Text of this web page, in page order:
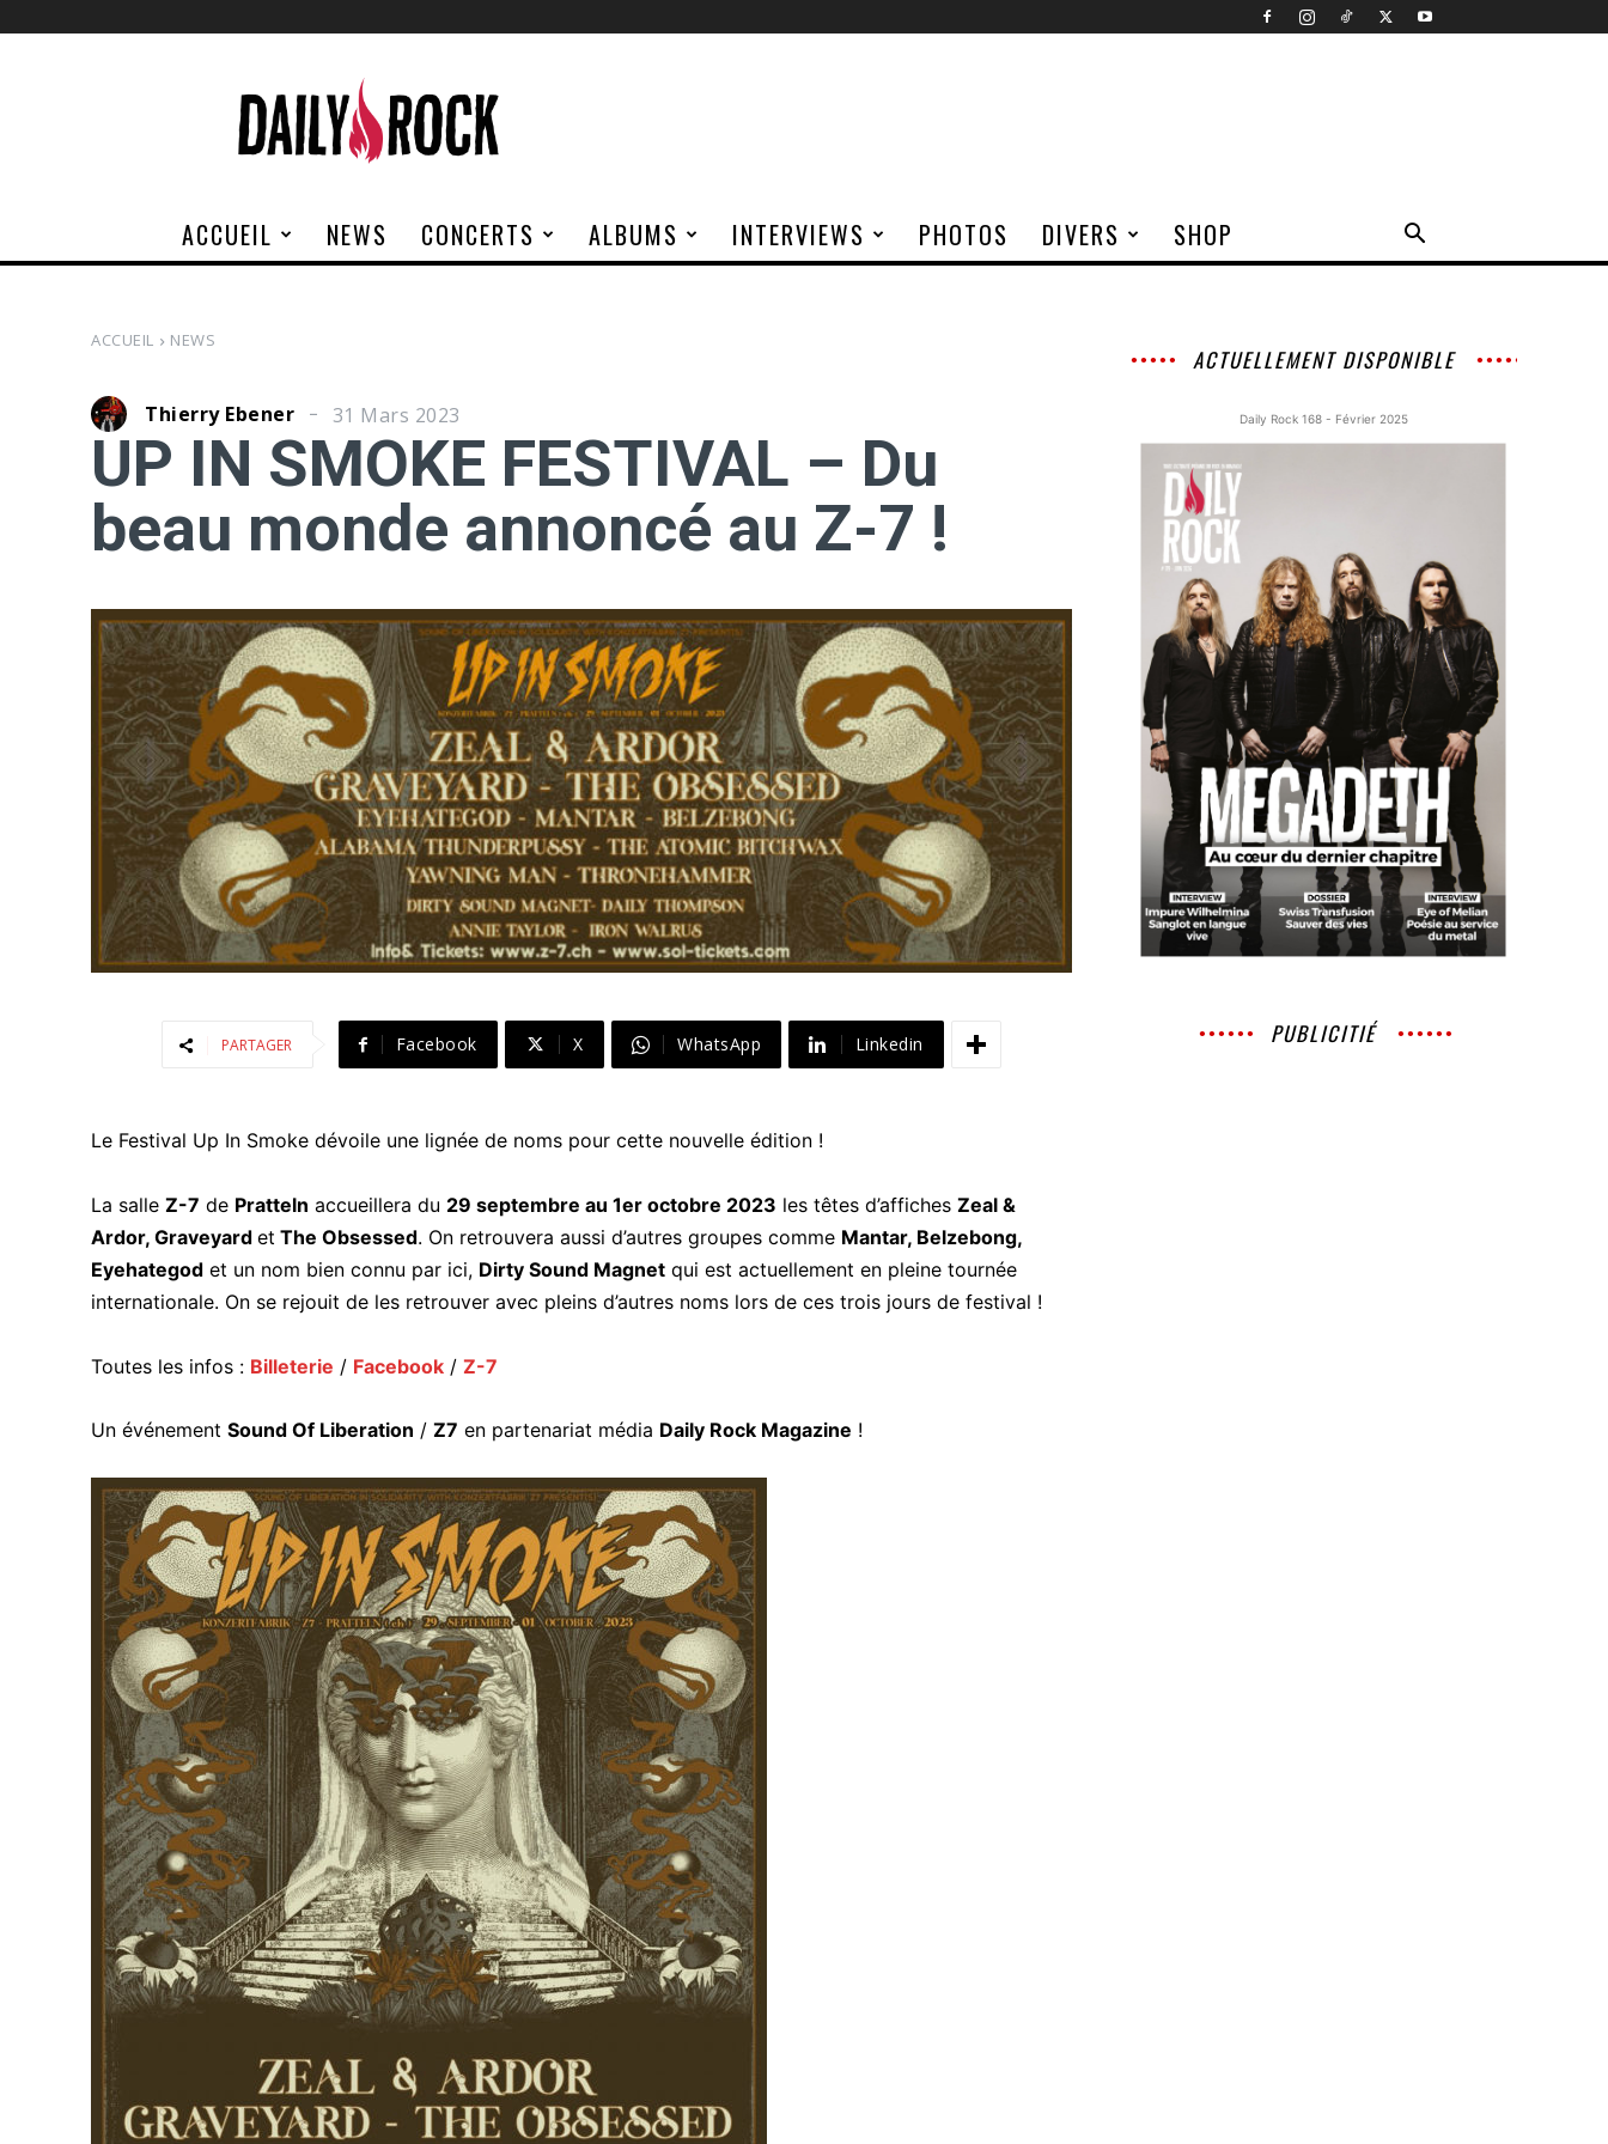
Rock
ACCUEIL NEWS CONCERTS ALBUMS INTERVIEWS PHOTOS DIVERS SHOP
ACCUEIL NEWS
Thierry Ebener 31 Mars 2023
UP IN SMOKE FESTIVAL – Du
beau monde annoncé au Z-7 !
PARTAGER Facebook X WhatsApp Linkedin
Le Festival Up In Smoke dévoile une lignée de noms pour cette nouvelle édition !
La salle Z-7 de Pratteln accueillera du 29 septembre au 1er octobre 2023 les têtes d’affiches Zeal &
Ardor, Graveyard et The Obsessed. On retrouvera aussi d’autres groupes comme Mantar, Belzebong,
Eyehategod et un nom bien connu par ici, Dirty Sound Magnet qui est actuellement en pleine tournée
internationale. On se rejouit de les retrouver avec pleins d’autres noms lors de ces trois jours de festival !
Toutes les infos : Billeterie / Facebook / Z-7
Un événement Sound Of Liberation / Z7 en partenariat média Daily Rock Magazine !
ACTUELLEMENT DISPONIBLE
Daily Rock 168 - Février 2025
PUBLICITIÉ